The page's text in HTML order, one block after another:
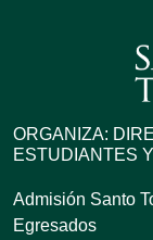
ORGANIZA:
ESTUDIANTES
Admisión Santo
Egresados